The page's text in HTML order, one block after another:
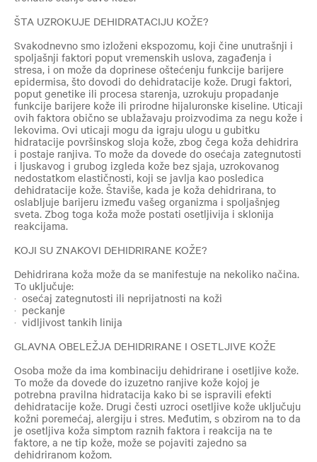
ŠTA UZROKUJE DEHIDRATACIJU KOŽE?
Svakodnevno smo izloženi ekspozomu, koji čine unutrašnji i
spoljašnji faktori poput vremenskih uslova, zagađenja i
stresa, i on može da doprinese oštećenju funkcije barijere
epidermisa, što dovodi do dehidratacije kože. Drugi faktori,
poput genetike ili procesa starenja, uzrokuju propadanje
funkcije barijere kože ili prirodne hijaluronske kiseline. Uticaji
ovih faktora obično se ublažavaju proizvodima za negu kože i
lekovima. Ovi uticaji mogu da igraju ulogu u gubitku
hidratacije površinskog sloja kože, zbog čega koža dehidrira
i postaje ranjiva. To može da dovede do osećaja zategnutosti
i ljuskavog i grubog izgleda kože bez sjaja, uzrokovanog
nedostatkom elastičnosti, koji se javlja kao posledica
dehidratacije kože. Štaviše, kada je koža dehidrirana, to
oslabljuje barijeru između vašeg organizma i spoljašnjeg
sveta. Zbog toga koža može postati osetljivija i sklonija
reakcijama.
KOJI SU ZNAKOVI DEHIDRIRANE KOŽE?
Dehidrirana koža može da se manifestuje na nekoliko načina.
To uključuje:
· osećaj zategnutosti ili neprijatnosti na koži
· peckanje
· vidljivost tankih linija
GLAVNA OBELEŽJA DEHIDRIRANE I OSETLJIVE KOŽE
Osoba može da ima kombinaciju dehidrirane i osetljive kože.
To može da dovede do izuzetno ranjive kože kojoj je
potrebna pravilna hidratacija kako bi se ispravili efekti
dehidratacije kože. Drugi česti uzroci osetljive kože uključuju
kožni poremećaj, alergiju i stres. Međutim, s obzirom na to da
je osetljiva koža simptom raznih faktora i reakcija na te
faktore, a ne tip kože, može se pojaviti zajedno sa
dehidriranom kožom.